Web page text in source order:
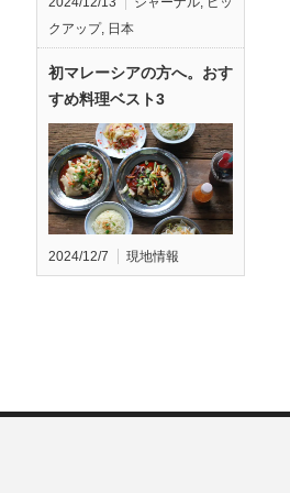
クアップ, 日本
初マレーシアの方へ。おす
すめ料理ベスト3
2024/12/7 現地情報